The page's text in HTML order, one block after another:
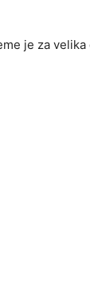
je za velika